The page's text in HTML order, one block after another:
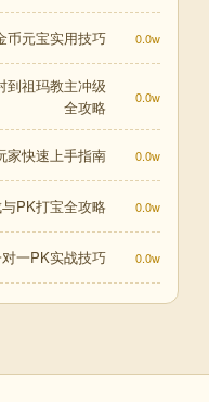
币元宝实用技巧 0.0w
到祖玛教主冲级
全攻略
0.0w
家快速上手指南 0.0w
PK打宝全攻略 0.0w
一PK实战技巧 0.0w